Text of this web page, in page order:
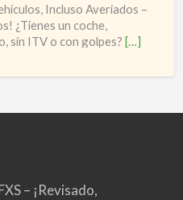
Incluso Averiados –
¿Tienes un coche,
sin ITV o con golpes? […]
– ¡Revisado,